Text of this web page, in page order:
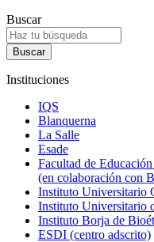
Buscar
Instituciones
IQS
Blanquerna
La Salle
Esade
Facultad de
(en colaboración con
Instituto Universitario
Instituto Universitario
Instituto Borja de
ESDI (centro adscrito)